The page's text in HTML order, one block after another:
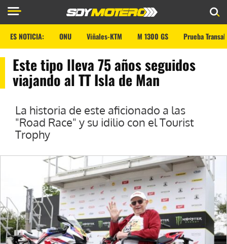
ES NOTICIA: ONU Viñales-KTM M 1300 GS Prueba
Este tipo lleva 75 años seguidos
viajando al TT Isla de Man
La historia de este aficionado a las
"Road Race" y su idilio con el Tourist
Trophy